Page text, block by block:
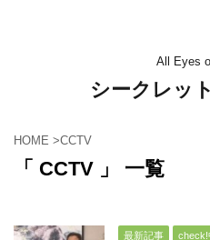
All Eyes
シークレッ
HOME >CCTV
「 CCTV 」 一覧
最新記事 check!